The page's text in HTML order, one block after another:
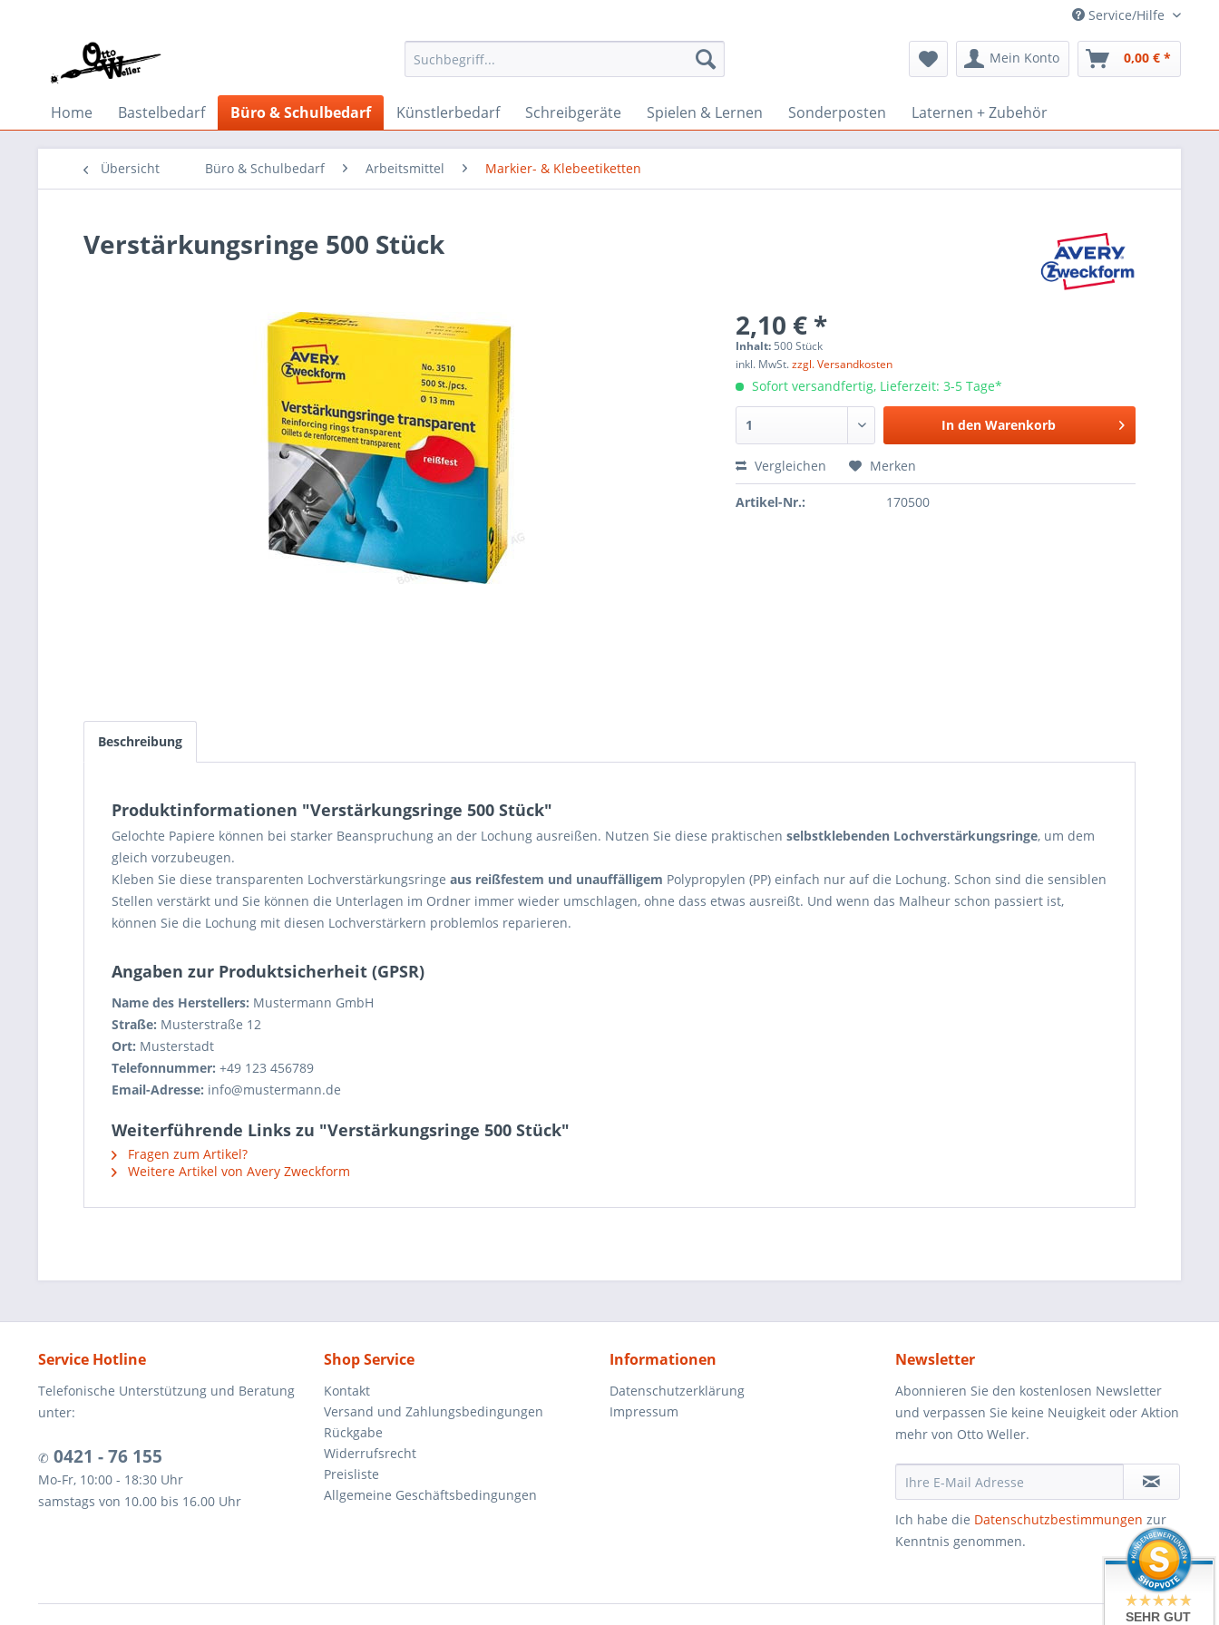
Service/Hilfe
Mein Konto 0,00 € *
Home Bastelbedarf Büro & Schulbedarf Künstlerbedarf Schreibgeräte Spielen & Lernen Sonderposten Laternen + Zubehör
Übersicht Büro & Schulbedarf Arbeitsmittel Markier- & Klebeetiketten
Verstärkungsringe 500 Stück
2,10 € *
Inhalt: 500 Stück
inkl. MwSt.zzgl. Versandkosten
Sofort versandfertig, Lieferzeit: 3-5 Tage*
In den Warenkorb
Vergleichen Merken
Artikel-Nr.: 170500
Beschreibung
Produktinformationen "Verstärkungsringe 500 Stück"
Gelochte Papiere können bei starker Beanspruchung an der Lochung ausreißen. Nutzen Sie diese praktischen selbstklebenden Lochverstärkungsringe, um dem
gleich vorzubeugen.
Kleben Sie diese transparenten Lochverstärkungsringe aus reißfestem und unauffälligem Polypropylen (PP) einfach nur auf die Lochung. Schon sind die sensiblen
Stellen verstärkt und Sie können die Unterlagen im Ordner immer wieder umschlagen, ohne dass etwas ausreißt. Und wenn das Malheur schon passiert ist,
können Sie die Lochung mit diesen Lochverstärkern problemlos reparieren.
Angaben zur Produktsicherheit (GPSR)
Name des Herstellers: Mustermann GmbH
Straße: Musterstraße 12
Ort: Musterstadt
Telefonnummer: +49 123 456789
Email-Adresse: info@mustermann.de
Weiterführende Links zu "Verstärkungsringe 500 Stück"
Fragen zum Artikel?
Weitere Artikel von Avery Zweckform
Service Hotline
Telefonische Unterstützung und Beratung
unter:
✆ 0421 - 76 155
Mo-Fr, 10:00 - 18:30 Uhr
samstags von 10.00 bis 16.00 Uhr
Shop Service
Kontakt
Versand und Zahlungsbedingungen
Rückgabe
Widerrufsrecht
Preisliste
Allgemeine Geschäftsbedingungen
Informationen
Datenschutzerklärung
Impressum
Newsletter
Abonnieren Sie den kostenlosen Newsletter
und verpassen Sie keine Neuigkeit oder Aktion
mehr von Otto Weller.
Ich habe die Datenschutzbestimmungen zur
Kenntnis genommen.
SEHR GUT